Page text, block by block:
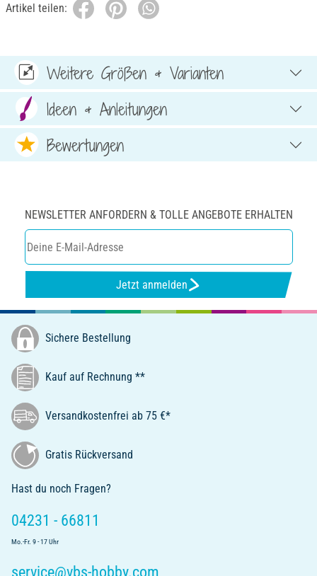
Artikel teilen:
Weitere Größen & Varianten
Ideen & Anleitungen
Bewertungen
NEWSLETTER ANFORDERN & TOLLE ANGEBOTE ERHALTEN
Jetzt anmelden
Sichere Bestellung
Kauf auf Rechnung **
Versandkostenfrei ab 75 €*
Gratis Rückversand
Hast du noch Fragen?
04231 - 66811
Mo.-Fr. 9 - 17 Uhr
service@vbs-hobby.com